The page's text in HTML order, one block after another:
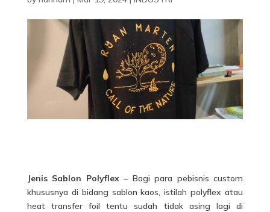
Jenis Sablon Polyflex– Bagi para pebisnis custom
khususnya di bidang sablon kaos, istilah polyflex atau
heat transfer foil tentu sudah tidak asing lagi di